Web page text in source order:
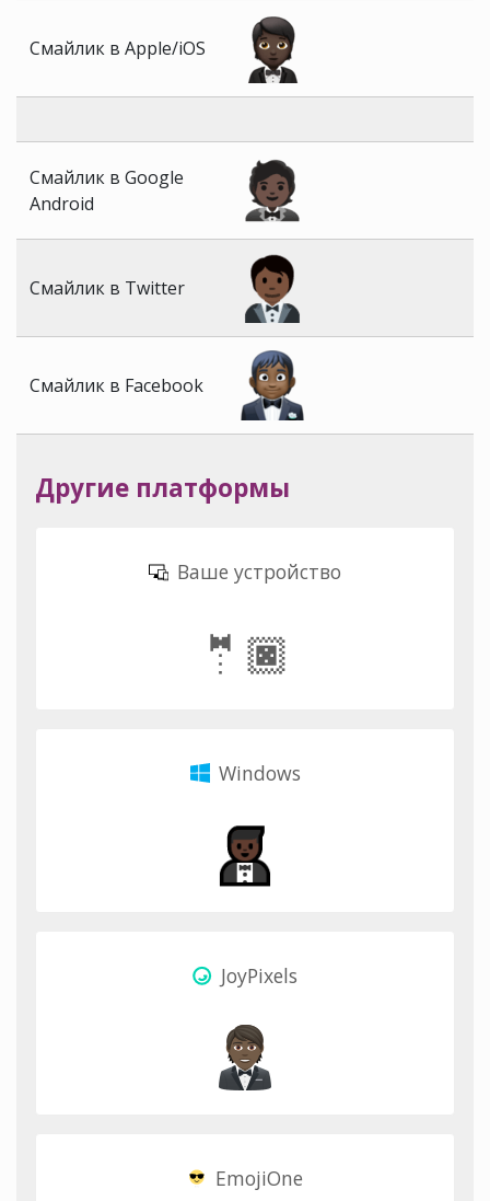
Смайлик в Apple/iOS
Смайлик в Google
Android
Смайлик в Twitter
Смайлик в Facebook
Другие платформы
Ваше устройство
🤵🏿
Windows
JoyPixels
EmojiOne